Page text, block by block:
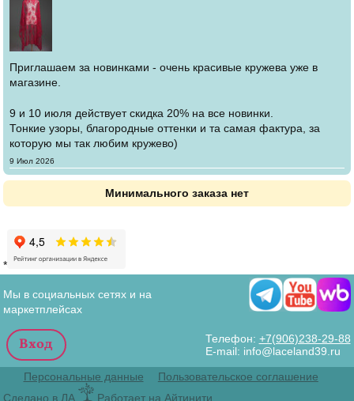
Приглашаем за новинками - очень красивые кружева уже в
магазине.
9 и 10 июля действует скидка 20% на все новинки.
Тонкие узоры, благородные оттенки и та самая фактура, за
которую мы так любим кружево)
Создано
9 Июл 2026
Минимального заказа нет
*
Мы в социальных сетях и на
маркетплейсах
Телефон: +7(906)238-29-88
E-mail: info@laceland39.ru
Персональные данные
Пользовательское соглашение
Сделано в ЛА
Работает на Айтинити